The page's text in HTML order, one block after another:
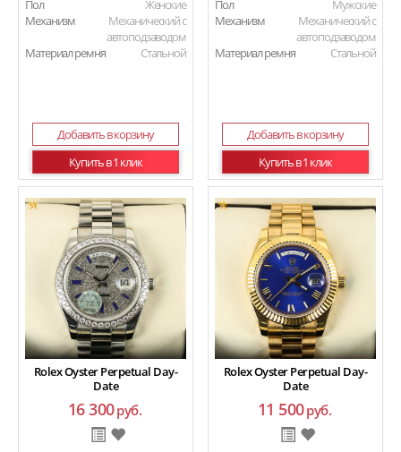
Пол
Женские
Механизм
Механический с
автоподзаводом
Материал ремня
Стальной
Добавить в корзину
Купить в 1 клик
Пол
Мужские
Механизм
Механический с
автоподзаводом
Материал ремня
Стальной
Добавить в корзину
Купить в 1 клик
Rolex Oyster Perpetual Day-
Date
16 300руб.
Rolex Oyster Perpetual Day-
Date
11 500руб.